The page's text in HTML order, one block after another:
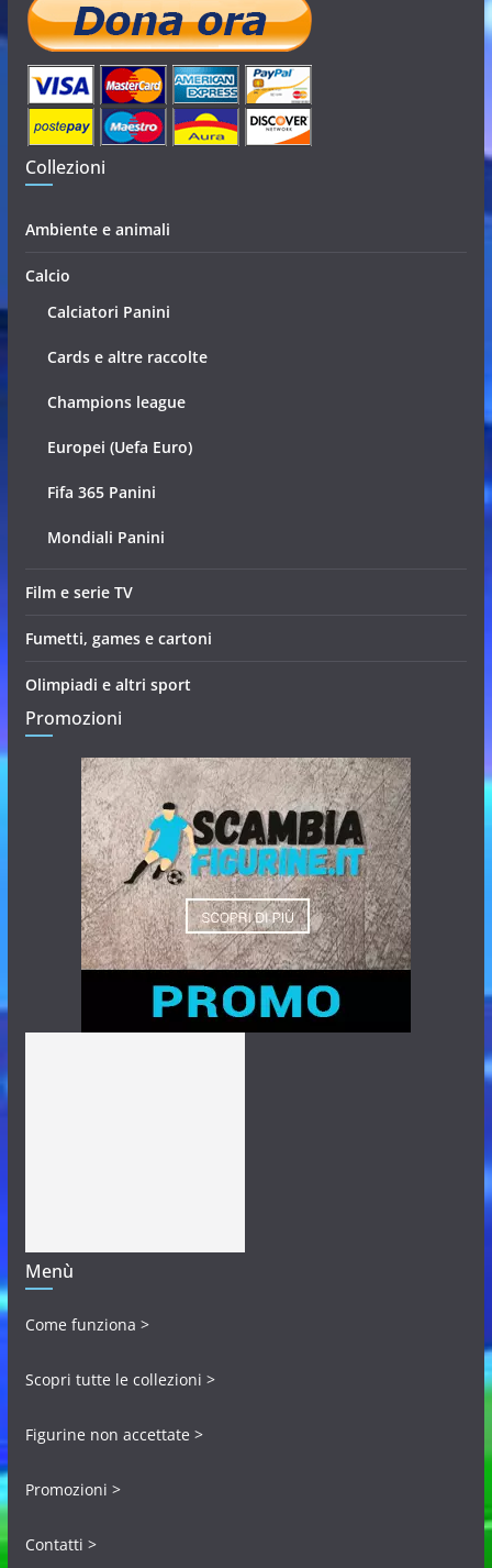
Collezioni
Ambiente e animali
Calcio
Calciatori Panini
Cards e altre raccolte
Champions league
Europei (Uefa Euro)
Fifa 365 Panini
Mondiali Panini
Film e serie TV
Fumetti, games e cartoni
Olimpiadi e altri sport
Promozioni
Menù
Come funziona >
Scopri tutte le collezioni >
Figurine non accettate >
Promozioni >
Contatti >